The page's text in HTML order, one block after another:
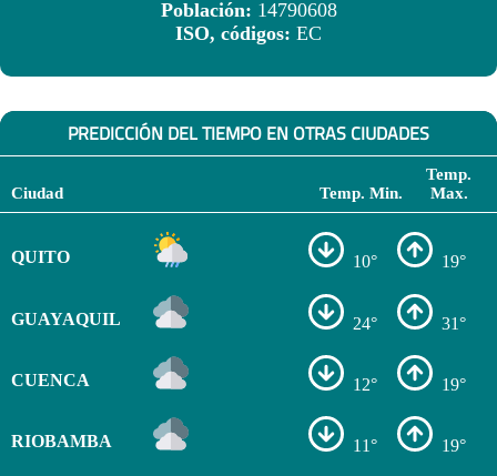
Población: 14790608
ISO, códigos: EC
PREDICCIÓN DEL TIEMPO EN OTRAS CIUDADES
Ciudad Temp. Min.
Temp.
Max.
QUITO 10° 19°
GUAYAQUIL 24° 31°
CUENCA 12° 19°
RIOBAMBA 11° 19°